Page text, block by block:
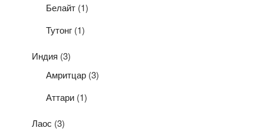
Белайт (1)
Тутонг (1)
Индия (3)
Амритцар (3)
Аттари (1)
Лаос (3)